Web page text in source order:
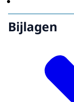
Bijlagen